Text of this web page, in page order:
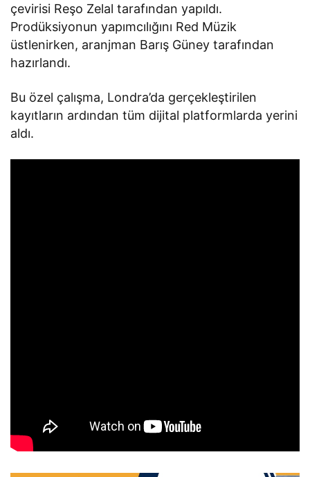
çevirisi Reşo Zelal tarafından yapıldı.
Prodüksiyonun yapımcılığını Red Müzik
üstlenirken, aranjman Barış Güney tarafından
hazırlandı.
Bu özel çalışma, Londra’da gerçekleştirilen
kayıtların ardından tüm dijital platformlarda yerini
aldı.